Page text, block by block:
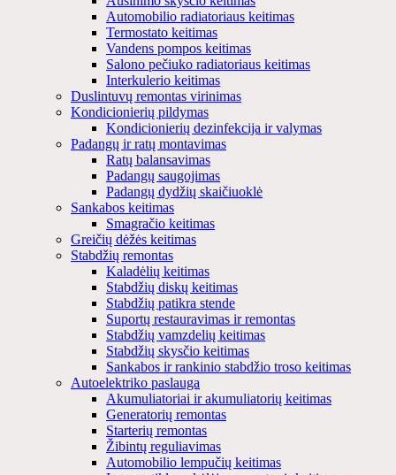
Automobilio radiatoriaus keitimas
Termostato keitimas
Vandens pompos keitimas
Salono pečiuko radiatoriaus keitimas
Interkulerio keitimas
Duslintuvų remontas virinimas
Kondicionierių pildymas
Kondicionierių dezinfekcija ir valymas
Padangų ir ratų montavimas
Ratų balansavimas
Padangų saugojimas
Padangų dydžių skaičiuoklė
Sankabos keitimas
Smagračio keitimas
Greičių dėžės keitimas
Stabdžių remontas
Kaladėlių keitimas
Stabdžių diskų keitimas
Stabdžių patikra stende
Suportų restauravimas ir remontas
Stabdžių vamzdelių keitimas
Stabdžių skysčio keitimas
Sankabos ir rankinio stabdžio troso keitimas
Autoelektriko paslauga
Akumuliatoriai ir akumuliatorių keitimas
Generatorių remontas
Starterių remontas
Žibintų reguliavimas
Automobilio lempučių keitimas